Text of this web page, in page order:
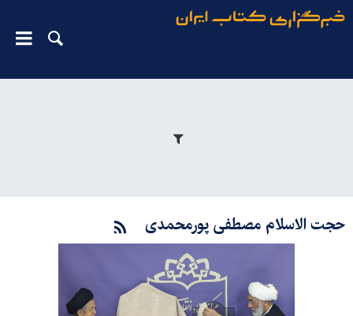
حجت الاسلام مصطفی پورمحمدی